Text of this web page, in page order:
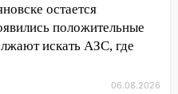
выиграла два
мира
памятную
остается
положительные
искать АЗС, где
06.08.2026